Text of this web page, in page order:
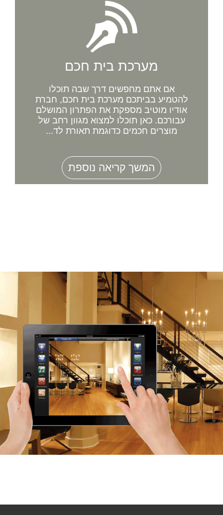
מערכת בית חכם
אם אתם מחפשים דרך שבה תוכלו
להטמיע בביתכם מערכת בית חכם, חברת
אודיו מוטיב מספקת את הפתרון המושלם
עבורכם. כאן תוכלו למצוא מגוון רחב של
מוצרים חכמים כדוגמת תאורת לד...
המשך קריאה נוספת